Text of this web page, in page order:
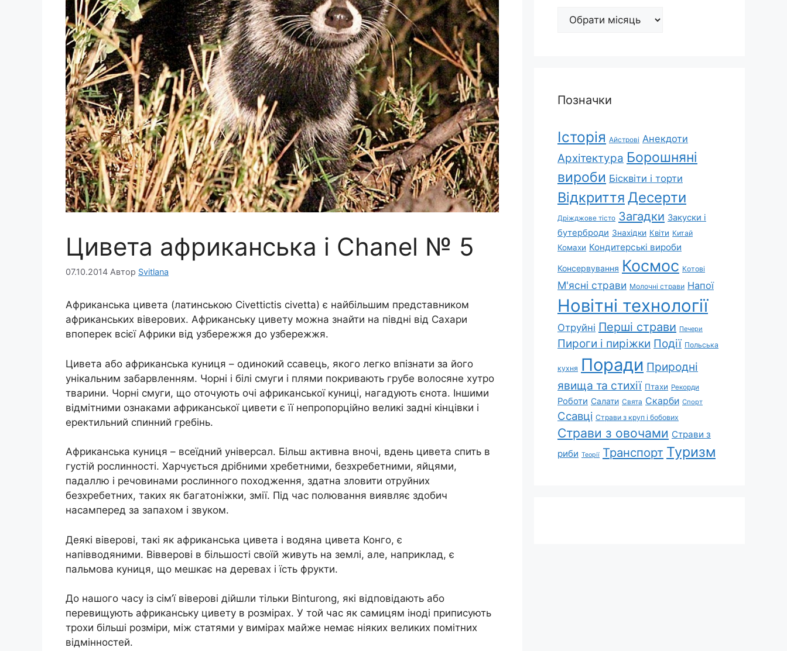
Цивета африканська і Chanel № 5
07.10.2014 Автор Svitlana
Африканська цивета (латинською Civettictis civetta) є найбільшим представником
африканських віверових. Африканську цивету можна знайти на півдні від Сахари
впоперек всієї Африки від узбережжя до узбережжя.
Цивета або африканська куниця – одинокий ссавець, якого легко впізнати за його
унікальним забарвленням. Чорні і білі смуги і плями покривають грубе волосяне хутро
тварини. Чорні смуги, що оточують очі африканської куниці, нагадують єнота. Іншими
відмітними ознаками африканської цивети є її непропорційно великі задні кінцівки і
еректильний спинний гребінь.
Африканська куниця – всеїдний універсал. Більш активна вночі, вдень цивета спить в
густій рослинності. Харчується дрібними хребетними, безхребетними, яйцями,
падаллю і речовинами рослинного походження, здатна зловити отруйних
безхребетних, таких як багатоніжки, змії. Під час полювання виявляє здобич
насамперед за запахом і звуком.
Деякі віверові, такі як африканська цивета і водяна цивета Конго, є
напівводяними. Вівверові в більшості своїй живуть на землі, але, наприклад, є
пальмова куниця, що мешкає на деревах і їсть фрукти.
До нашого часу із сім’ї віверові дійшли тільки Binturong, які відповідають або
перевищують африканську цивету в розмірах. У той час як самицям іноді приписують
трохи більші розміри, між статями у вимірах майже немає ніяких великих помітних
відмінностей.
Архіви
Позначки
Історія Айстрові Анекдоти
Архітектура Борошняні
вироби Бісквіти і торти
Відкриття Десерти
Дріжджове тісто Загадки Закуски і
бутерброди Знахідки Квіти Китай
Комахи Кондитерські вироби
Консервування Космос Котові
М'ясні страви Молочні страви Напої
Новітні технології
Отруйні Перші страви Печери
Пироги і пиріжки Події Польська
кухня Поради Природні
явища та стихії Птахи Рекорди
Роботи Салати Свята Скарби Спорт
Ссавці Страви з круп і бобових
Страви з овочами Страви з
риби Теорії Транспорт Туризм